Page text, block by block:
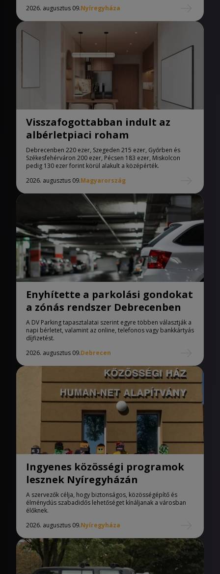
2026. augusztus 09.Nyíregyháza
Visszafogottabban indult az
albérletpiaci roham
Debrecenben 220 ezer, Szegeden 215 ezer, Győrben és
Székesfehérváron 200 ezer, Pécsen 183 ezer, Miskolcon
pedig 130 ezer forint körül alakult a középérték.
2026. augusztus 09.Magyarország
Enyhítette a parkolási gondokat
a zónás rendszer Debrecenben
A DV Parking tapasztalatai szerint egyre többen választják a
napi bérletet, valamint az online, telefonos vagy bankkártyás
díjfizetést.
2026. augusztus 09.Debrecen
Ingyenes közösségi programok
lesznek Nyíregyházán
A szervezők célja, hogy biztonságos, közösségépítő és
élménydús szabadidős lehetőséget kínáljanak a városban
élőknek.
2026. augusztus 09.Nyíregyháza